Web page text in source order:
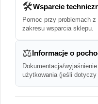
🛠️Wsparcie
Pomoc przy problemach
zakresu wsparcia sklepu.
⚖️Informacje o
Dokumentacja/
użytkowania (jeśli dotyczy